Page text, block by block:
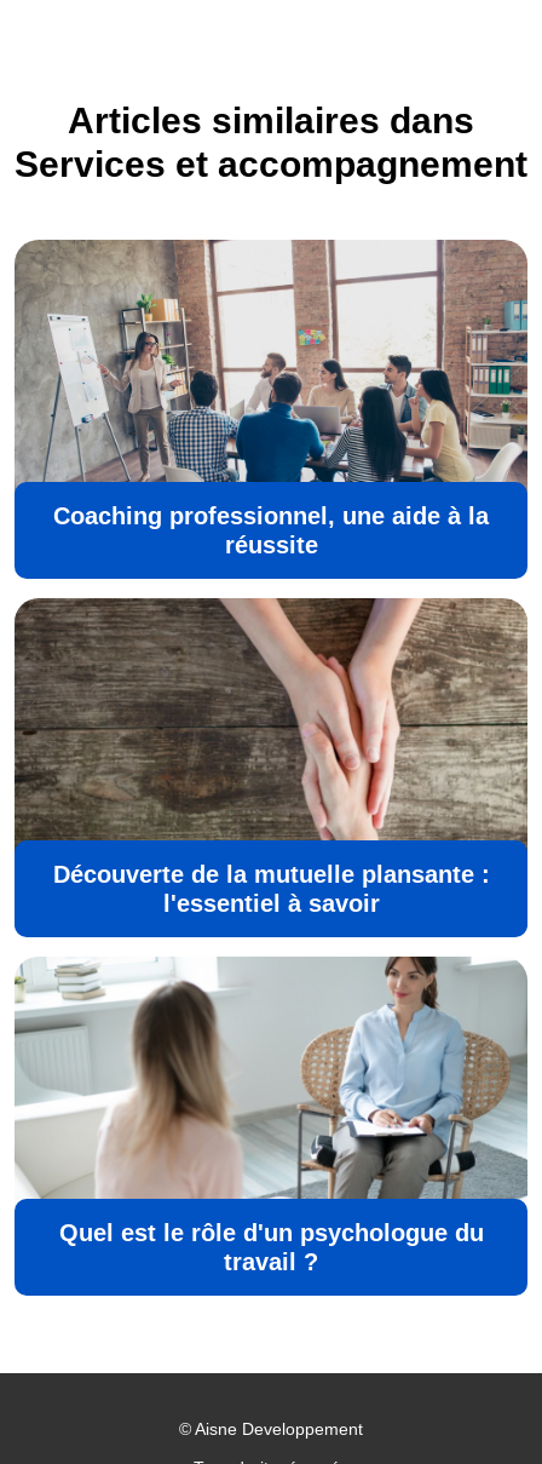
Articles similaires dans
Services et accompagnement
Coaching professionnel, une aide à la
réussite
Découverte de la mutuelle plansante :
l'essentiel à savoir
Quel est le rôle d'un psychologue du
travail ?
©Aisne Developpement